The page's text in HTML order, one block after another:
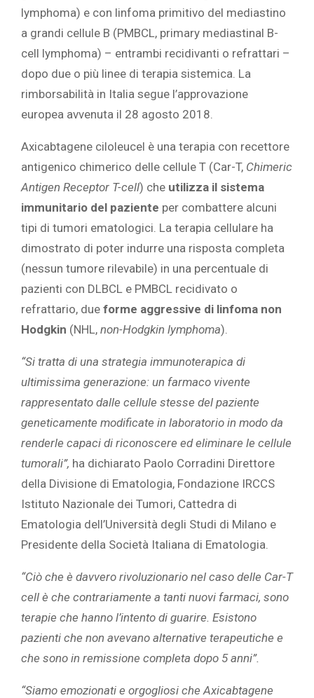
lymphoma) e con linfoma primitivo del mediastino
a grandi cellule B (PMBCL, primary mediastinal B-
cell lymphoma) – entrambi recidivanti o refrattari –
dopo due o più linee di terapia sistemica. La
rimborsabilità in Italia segue l’approvazione
europea avvenuta il 28 agosto 2018.
Axicabtagene ciloleucel è una terapia con recettore
antigenico chimerico delle cellule T (Car-T, Chimeric
Antigen Receptor T-cell) che utilizza il sistema
immunitario del paziente per combattere alcuni
tipi di tumori ematologici. La terapia cellulare ha
dimostrato di poter indurre una risposta completa
(nessun tumore rilevabile) in una percentuale di
pazienti con DLBCL e PMBCL recidivato o
refrattario, due forme aggressive di linfoma non
Hodgkin (NHL, non-Hodgkin lymphoma).
“Si tratta di una strategia immunoterapica di
ultimissima generazione: un farmaco vivente
rappresentato dalle cellule stesse del paziente
geneticamente modificate in laboratorio in modo da
renderle capaci di riconoscere ed eliminare le cellule
tumorali”, ha dichiarato Paolo Corradini Direttore
della Divisione di Ematologia, Fondazione IRCCS
Istituto Nazionale dei Tumori, Cattedra di
Ematologia dell’Università degli Studi di Milano e
Presidente della Società Italiana di Ematologia.
“Ciò che è davvero rivoluzionario nel caso delle Car-T
cell è che contrariamente a tanti nuovi farmaci, sono
terapie che hanno l’intento di guarire. Esistono
pazienti che non avevano alternative terapeutiche e
che sono in remissione completa dopo 5 anni”.
“Siamo emozionati e orgogliosi che Axicabtagene